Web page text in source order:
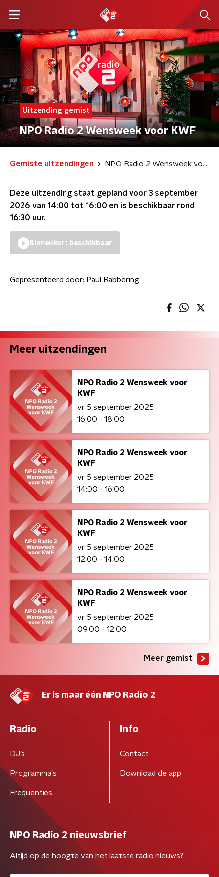
Uitzending gemist
NPO Radio 2 Wensweek voor KWF
Gemiste uitzendingen NPO Radio 2 Wensweek voor KWF
Deze uitzending staat gepland voor 3 september
2026 van 14:00 tot 16:00 en is beschikbaar rond
16:30 uur.
Binnenkort beschikbaar
Gepresenteerd door: Paul Rabbering
Meer uitzendingen
NPO Radio 2 Wensweek voor
KWF
vr 5 september 2025
16:00 - 18:00
NPO Radio 2 Wensweek voor
KWF
vr 5 september 2025
14:00 - 16:00
NPO Radio 2 Wensweek voor
KWF
vr 5 september 2025
12:00 - 14:00
NPO Radio 2 Wensweek voor
KWF
vr 5 september 2025
09:00 - 12:00
Meer gemist
Er is maar één NPO Radio 2
Radio
DJ’s
Programma's
Frequenties
Info
Contact
Download de app
NPO Radio 2 nieuwsbrief
Altijd op de hoogte van het laatste radio nieuws?